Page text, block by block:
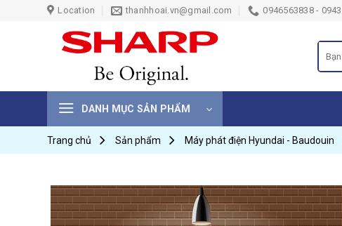
Location thanhhoai.vn@gmail.com 0946563838 -
for:
DANH MỤC SẢN PHẨM
Trang chủ Sản phẩm Máy phát điện Hyundai - Baudouin